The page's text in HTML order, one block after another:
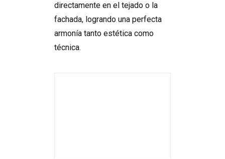
directamente en el tejado o la
fachada, logrando una perfecta
armonía tanto estética como
técnica.